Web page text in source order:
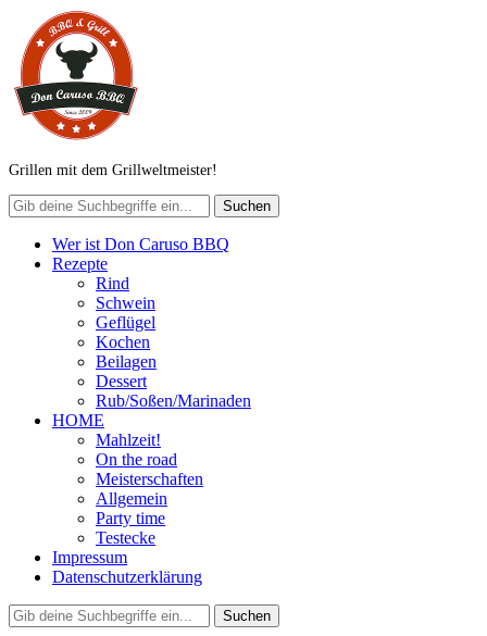
Grillen mit dem Grillweltmeister!
Wer ist Don Caruso BBQ
Rezepte
Rind
Schwein
Geflügel
Kochen
Beilagen
Dessert
Rub/Soßen/Marinaden
HOME
Mahlzeit!
On the road
Meisterschaften
Allgemein
Party time
Testecke
Impressum
Datenschutzerklärung